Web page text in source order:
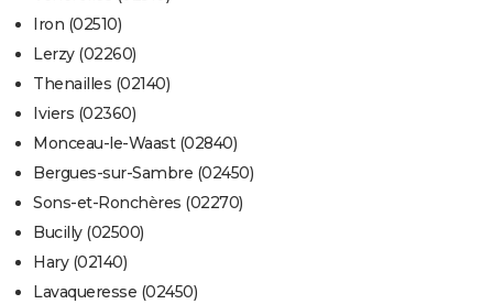
Iron (02510)
Lerzy (02260)
Thenailles (02140)
Iviers (02360)
Monceau-le-Waast (02840)
Bergues-sur-Sambre (02450)
Sons-et-Ronchères (02270)
Bucilly (02500)
Hary (02140)
Lavaqueresse (02450)